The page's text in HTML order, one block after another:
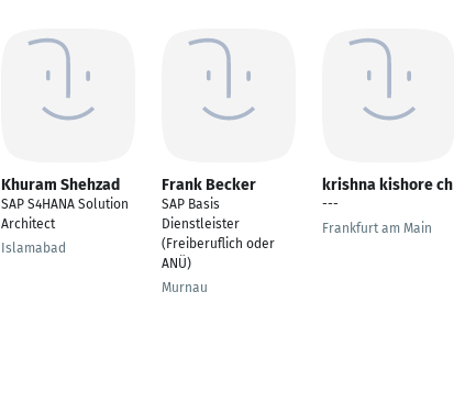
Khuram Shehzad
SAP S4HANA Solution
Architect
Islamabad
Frank Becker
SAP Basis
Dienstleister
(Freiberuflich oder
ANÜ)
Murnau
krishna kishore ch
---
Frankfurt am Main